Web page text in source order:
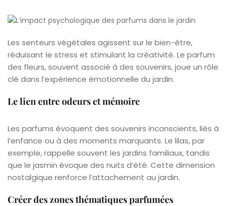
Les senteurs végétales agissent sur le bien-être,
réduisant le stress et stimulant la créativité. Le parfum
des fleurs, souvent associé à des souvenirs, joue un rôle
clé dans l’expérience émotionnelle du jardin.
Le lien entre odeurs et mémoire
Les parfums évoquent des souvenirs inconscients, liés à
l’enfance ou à des moments marquants. Le lilas, par
exemple, rappelle souvent les jardins familiaux, tandis
que le jasmin évoque des nuits d’été. Cette dimension
nostalgique renforce l’attachement au jardin.
Créer des zones thématiques parfumées